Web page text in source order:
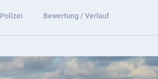
Polizei
Bewertung / Verlauf